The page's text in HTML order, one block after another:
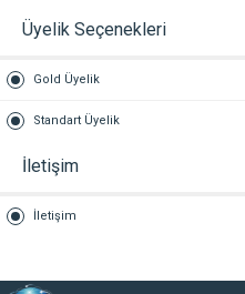
Üyelik Seçenekleri
Gold Üyelik
Standart Üyelik
İletişim
İletişim